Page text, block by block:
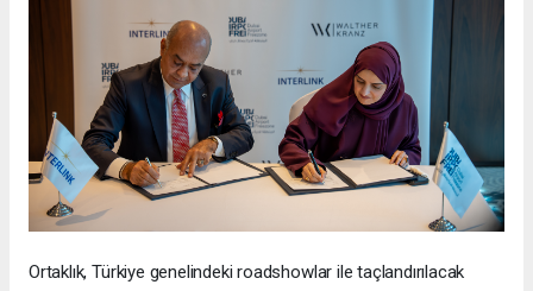
Ortaklık, Türkiye genelindeki roadshowlar ile taçlandırılacak